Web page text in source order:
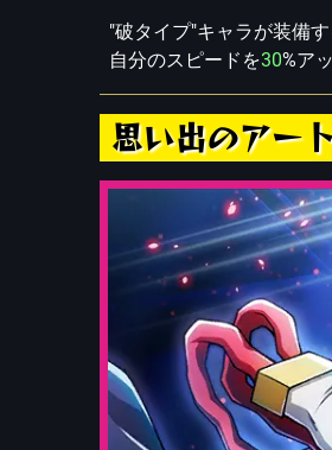
"破タイプ"キャラが装備
自分のスピードを30%ア
思い出のアー